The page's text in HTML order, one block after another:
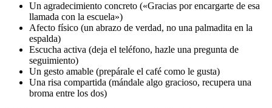
Un agradecimiento concreto («Gracias por encargarte de esa
llamada con la escuela»)
Afecto físico (un abrazo de verdad, no una palmadita en la
espalda)
Escucha activa (deja el teléfono, hazle una pregunta de
seguimiento)
Un gesto amable (prepárale el café como le gusta)
Una risa compartida (mándale algo gracioso, recupera una
broma entre los dos)